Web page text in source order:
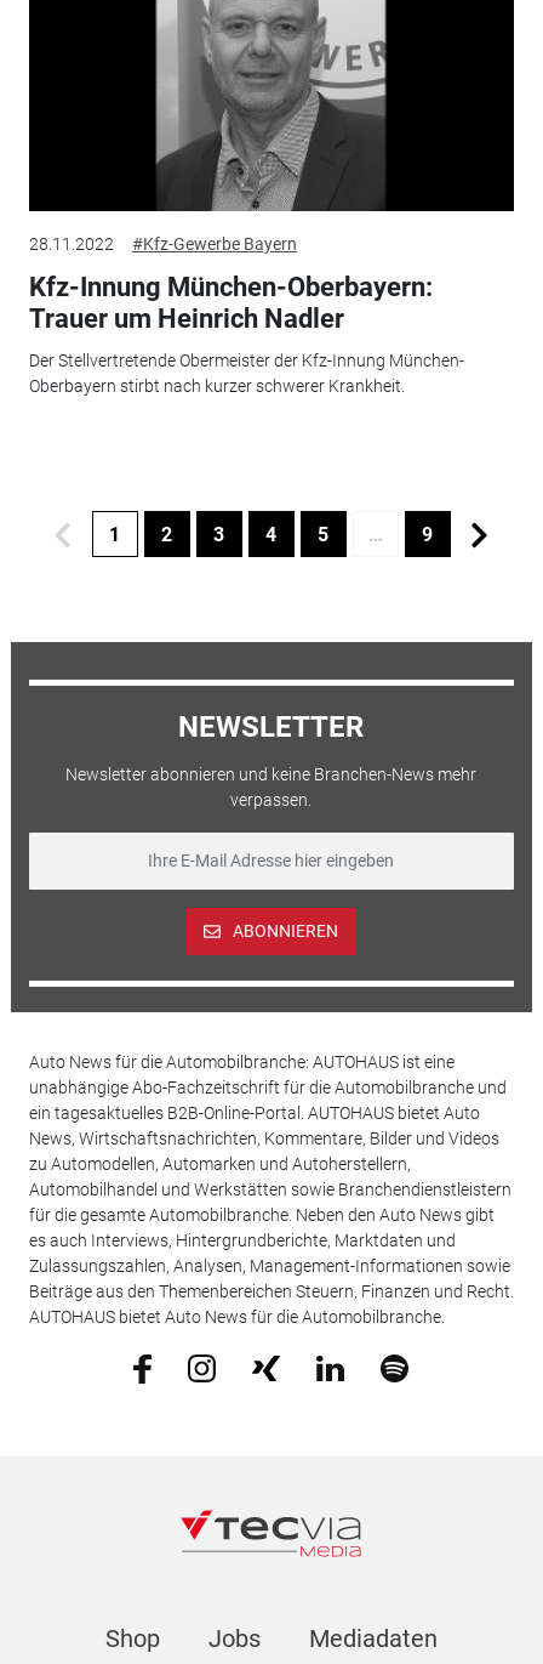
28.11.2022 #Kfz-Gewerbe Bayern
Kfz-Innung München-Oberbayern:
Trauer um Heinrich Nadler
Der Stellvertretende Obermeister der Kfz-Innung München-
Oberbayern stirbt nach kurzer schwerer Krankheit.
1 2 3 4 5 … 9
NEWSLETTER
Newsletter abonnieren und keine Branchen-News mehr
verpassen.
ABONNIEREN
Auto News für die Automobilbranche: AUTOHAUS ist eine
unabhängige Abo-Fachzeitschrift für die Automobilbranche und
ein tagesaktuelles B2B-Online-Portal. AUTOHAUS bietet Auto
News, Wirtschaftsnachrichten, Kommentare, Bilder und Videos
zu Automodellen, Automarken und Autoherstellern,
Automobilhandel und Werkstätten sowie Branchendienstleistern
für die gesamte Automobilbranche. Neben den Auto News gibt
es auch Interviews, Hintergrundberichte, Marktdaten und
Zulassungszahlen, Analysen, Management-Informationen sowie
Beiträge aus den Themenbereichen Steuern, Finanzen und Recht.
AUTOHAUS bietet Auto News für die Automobilbranche.
Shop Jobs Mediadaten